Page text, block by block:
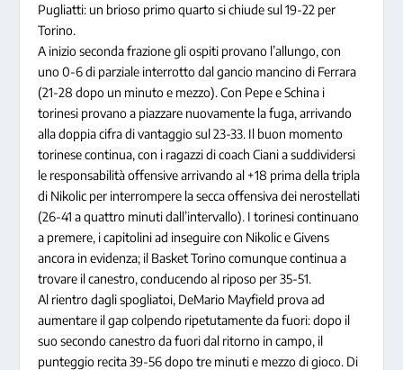
Pugliatti: un brioso primo quarto si chiude sul 19-22 per
Torino.
A inizio seconda frazione gli ospiti provano l’allungo, con
uno 0-6 di parziale interrotto dal gancio mancino di Ferrara
(21-28 dopo un minuto e mezzo). Con Pepe e Schina i
torinesi provano a piazzare nuovamente la fuga, arrivando
alla doppia cifra di vantaggio sul 23-33. Il buon momento
torinese continua, con i ragazzi di coach Ciani a suddividersi
le responsabilità offensive arrivando al +18 prima della tripla
di Nikolic per interrompere la secca offensiva dei nerostellati
(26-41 a quattro minuti dall’intervallo). I torinesi continuano
a premere, i capitolini ad inseguire con Nikolic e Givens
ancora in evidenza; il Basket Torino comunque continua a
trovare il canestro, conducendo al riposo per 35-51.
Al rientro dagli spogliatoi, DeMario Mayfield prova ad
aumentare il gap colpendo ripetutamente da fuori: dopo il
suo secondo canestro da fuori dal ritorno in campo, il
punteggio recita 39-56 dopo tre minuti e mezzo di gioco. Di